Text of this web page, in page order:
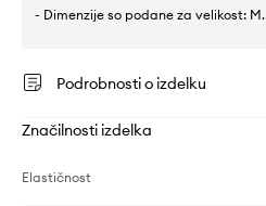
- Dimenzije so podane za velikost: M.
Podrobnosti o izdelku
Značilnosti izdelka
Elastičnost